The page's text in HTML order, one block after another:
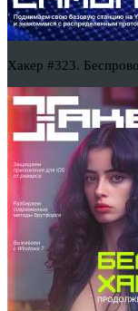
Хакер #323.